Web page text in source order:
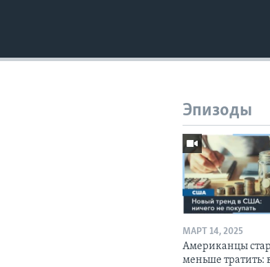
Эпизоды
МАРТ 14, 2025
Американцы
меньше тратить: